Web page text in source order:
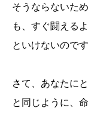
そうならないた
も、すぐ闘える
といけないのです
さて、あなたに
と同じように、